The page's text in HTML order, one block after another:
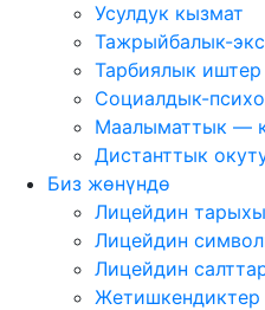
Усулдук кызмат
Тажрыйбалык-
Тарбиялык иштер
Социалдык-
Маалыматтык —
Дистанттык
Биз жөнүндө
Лицейдин тарыхы
Лицейдин
Лицейдин
Жетишкендиктер